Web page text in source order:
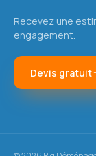
Recevez une
engagement.
Devis gratuit